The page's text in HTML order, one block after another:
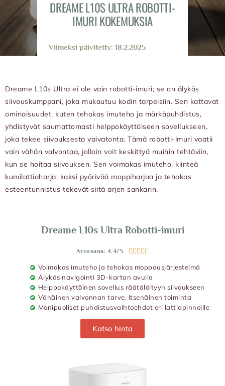
DREAME L10S ULTRA ROBOTTI-
IMURI KOKEMUKSIA
Viimeksi päivitetty: 18.2.2025
Dreame L10s Ultra ei ole vain robotti-imuri; se on älykäs
siivouskumppani, joka mukautuu kodin tarpeisiin. Sen kattavat
ominaisuudet, kuten tehokas imuteho ja märkäpuhdistus,
yhdistyvät saumattomasti helppokäyttöiseen sovellukseen,
joka tekee siivouksesta vaivatonta. Tämä robotti-imuri vaatii
vain vähän valvontaa, jolloin voit keskittyä muihin tehtäviin,
kun se hoitaa siivouksen. Sen voimakas imuteho, kiinteä
kumilattiaharja, kaksi pyörivää moppiharjaa ja tehokas
esteentunnistus tekevät siitä arjen sankarin.
Dreame L10s Ultra Robotti-imuri
Arvosana: 4.4/5     
Voimakas imuteho ja tehokas moppausjärjestelmä
Älykäs navigointi 3D-kartan avulla
Helppokäyttöinen sovellus räätälöityyn siivoukseen
Vähäinen valvonnan tarve, itsenäinen toiminta
Monipuoliset puhdistusvaihtoehdot eri lattiapinnoille
Katso hinta